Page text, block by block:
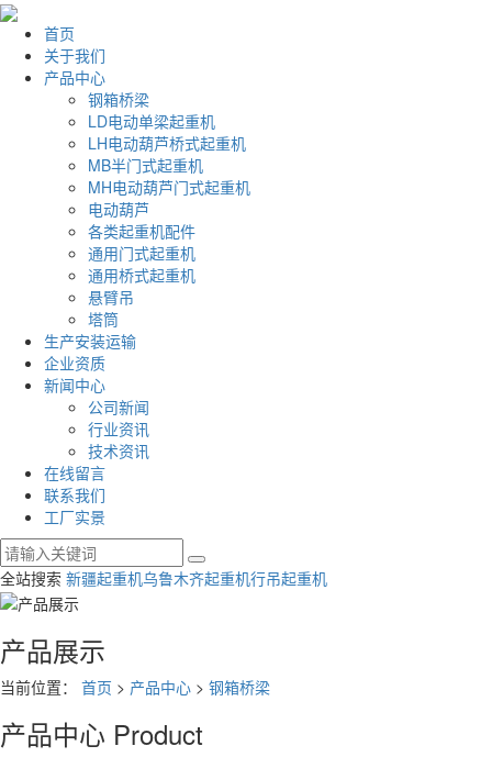
首页
关于我们
产品中心
钢箱桥梁
LD电动单梁起重机
LH电动葫芦桥式起重机
MB半门式起重机
MH电动葫芦门式起重机
电动葫芦
各类起重机配件
通用门式起重机
通用桥式起重机
悬臂吊
塔筒
生产安装运输
企业资质
新闻中心
公司新闻
行业资讯
技术资讯
在线留言
联系我们
工厂实景
全站搜索 新疆起重机乌鲁木齐起重机行吊起重机
产品展示
当前位置： 首页 > 产品中心 > 钢箱桥梁
产品中心 Product